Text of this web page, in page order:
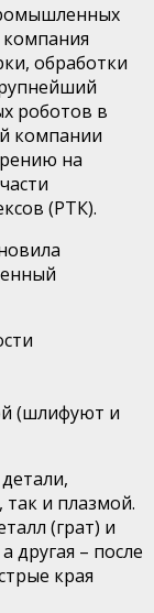
компания
и, обработки
ейший
роботов в
компании
ению на
ов (РТК).
ный
(шлифуют и
и плазмой.
(грат) и
другая – после
края